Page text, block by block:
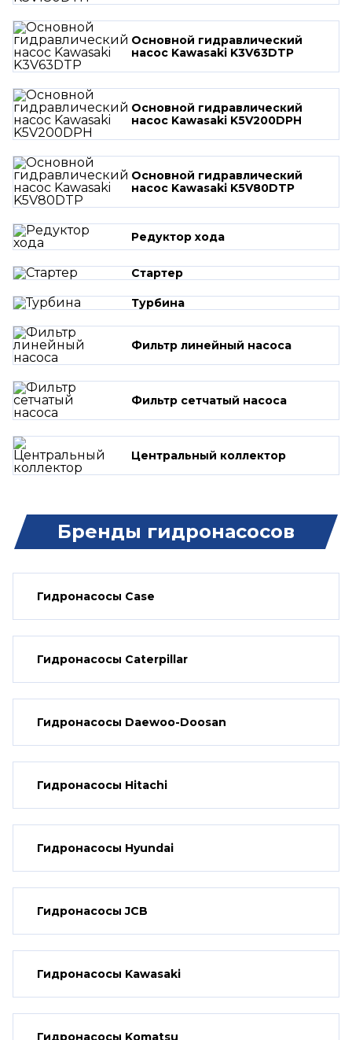
Основной гидравлический
насос Kawasaki K3V63DTP
Основной гидравлический
насос Kawasaki K5V200DPH
Основной гидравлический
насос Kawasaki K5V80DTP
Редуктор хода
Стартер
Турбина
Фильтр линейный насоса
Фильтр сетчатый насоса
Центральный коллектор
Бренды гидронасосов
Гидронасосы Case
Гидронасосы Caterpillar
Гидронасосы Daewoo-Doosan
Гидронасосы Hitachi
Гидронасосы Hyundai
Гидронасосы JCB
Гидронасосы Kawasaki
Гидронасосы Komatsu